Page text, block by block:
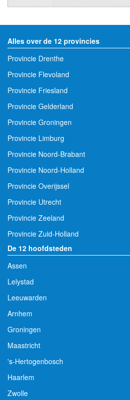
Alles over de 12 provincies
Provincie Drenthe
Provincie Flevoland
Provincie Friesland
Provincie Gelderland
Provincie Groningen
Provincie Limburg
Provincie Noord-Brabant
Provincie Noord-Holland
Provincie Overijssel
Provincie Utrecht
Provincie Zeeland
Provincie Zuid-Holland
De 12 hoofdsteden
Assen
Lelystad
Leeuwarden
Arnhem
Groningen
Maastricht
's-Hertogenbosch
Haarlem
Zwolle